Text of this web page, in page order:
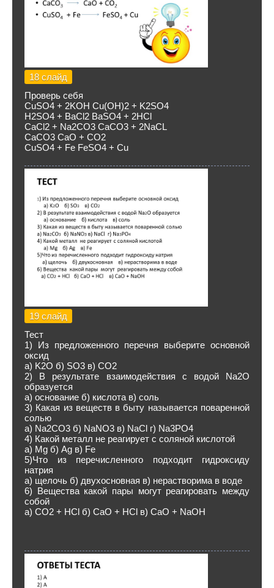
18 слайд
Проверь себя
CuSO4 + 2KOH Cu(OH)2 + K2SO4
H2SO4 + BaCl2 BaSO4 + 2HCl
CaCl2 + Na2CO3 CaCO3 + 2NaCL
CaCO3 CaO + CO2
CuSO4 + Fe FeSO4 + Cu
19 слайд
Тест
1) Из предложенного перечня выберите основной
оксид
а) K2O б) SO3 в) CO2
2) В результате взаимодействия с водой Na2O
образуется
а) основание б) кислота в) соль
3) Какая из веществ в быту называется поваренной
солью
а) Na2CO3 б) NaNO3 в) NaCl г) Na3PO4
4) Какой металл не реагирует с соляной кислотой
а) Mg б) Ag в) Fe
5)Что из перечисленного подходит гидроксиду
натрия
а) щелочь б) двухосновная в) нерастворима в воде
6) Вещества какой пары могут реагировать между
собой
а) СO2 + HCl б) CaO + HCl в) CaO + NaOH